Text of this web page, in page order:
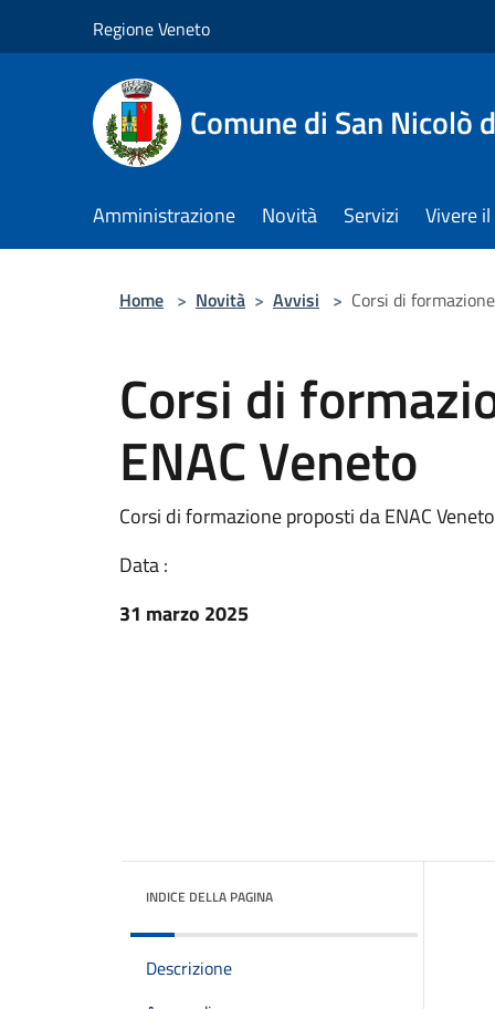
Regione Veneto
Comune di San Nicolò
Amministrazione Novità Servizi Vivere
Home > Novità > Avvisi > Corsi di
Corsi di
ENAC Veneto
Corsi di formazione proposti da ENAC Veneto
Data :
31 marzo 2025
INDICE DELLA PAGINA
Descrizione